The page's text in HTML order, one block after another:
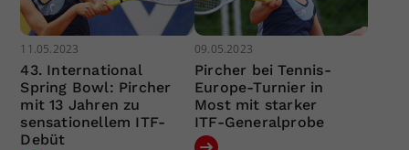
11.05.2023
43. International
Spring Bowl: Pircher
mit 13 Jahren zu
sensationellem ITF-
Debüt
09.05.2023
Pircher bei Tennis-
Europe-Turnier in
Most mit starker
ITF-Generalprobe